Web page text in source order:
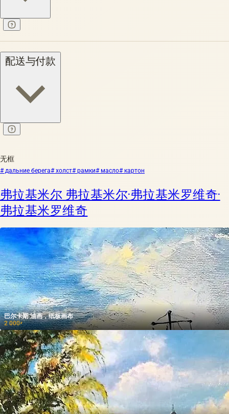
配送与付款
无框
# дальние берега# холст# рамки# масло# картон
弗拉基米尔 弗拉基米尔·弗拉基米罗维奇·
弗拉基米罗维奇
巴尔卡斯 油画，纸板画布
2 000₽